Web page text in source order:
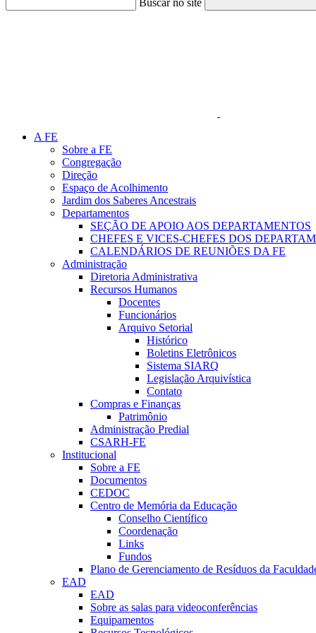
Buscar no site
A FE
Sobre a FE
Congregação
Direção
Espaço de Acolhimento
Jardim dos Saberes Ancestrais
Departamentos
SEÇÃO DE APOIO AOS DEPARTAMENTOS
CHEFES E VICES-CHEFES DOS
CALENDÁRIOS DE REUNIÕES DA FE
Administração
Diretoria Administrativa
Recursos Humanos
Docentes
Funcionários
Arquivo Setorial
Histórico
Boletins Eletrônicos
Sistema SIARQ
Legislação Arquivística
Contato
Compras e Finanças
Patrimônio
Administração Predial
CSARH-FE
Institucional
Sobre a FE
Documentos
CEDOC
Centro de Memória da Educação
Conselho Científico
Coordenação
Links
Fundos
Plano de Gerenciamento de Resíduos da
EAD
EAD
Sobre as salas para videoconferências
Equipamentos